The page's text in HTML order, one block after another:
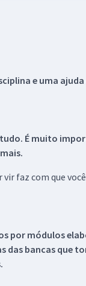
e uma ajuda
É muito
faz com que
por módulos
das bancas que